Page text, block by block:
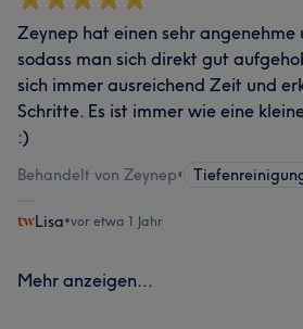
Zeynep hat einen sehr angenehme
sodass man sich direkt gut
sich immer ausreichend Zeit und
Schritte. Es ist immer wie eine
:)
Behandelt von Zeynep•
Lisa•vor etwa 1 Jahr
Mehr anzeigen...